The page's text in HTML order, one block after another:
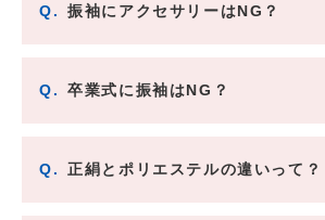
Q. 振袖にアクセサリーはNG？
Q. 卒業式に振袖はNG？
Q. 正絹とポリエステルの違いって？